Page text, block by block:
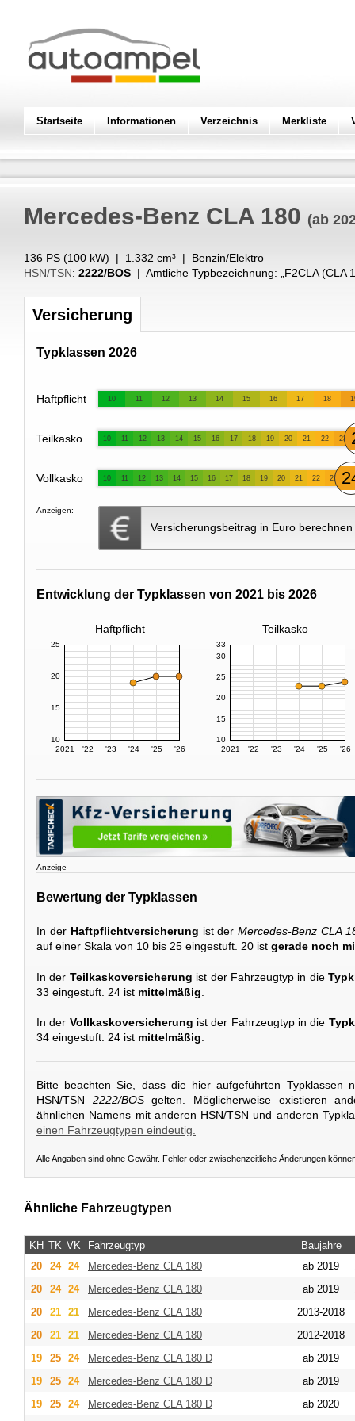
Startseite Informationen Verzeichnis Merkliste
Mercedes-Benz CLA 180 (ab
136 PS (100 kW) | 1.332 cm³ | Benzin/Elektro
HSN/TSN: 2222/BOS | Amtliche Typbezeichnung: „ F2CLA (CLA
Versicherung
Typklassen 2026
Haftpflicht 10 11 12 13 14 15 16 17 18
Teilkasko 10 11 12 13 14 15 16 17 18 19 20 21 22 23
Vollkasko 10 11 12 13 14 15 16 17 18 19 20 21 22 23
Anzeigen:
Versicherungsbeitrag in Euro berechnen
Entwicklung der Typklassen von 2021 bis 2026
Haftpflicht Teilkasko
2021 '22 '23 '24 '25 '26
10
15
20
25
2021 '22 '23 '24 '25 '26
10
15
20
25
30
33
Anzeige
Bewertung der Typklassen
In der Haftpflichtversicherung ist derMercedes-Benz CLA
auf einer Skala von 10 bis 25 eingestuft. 20 ist gerade noch
In der Teilkaskoversicherung ist der Fahrzeugtyp in die
33 eingestuft. 24 ist mittelmäßig
In der Vollkaskoversicherung ist der Fahrzeugtyp in die
34 eingestuft. 24 ist mittelmäßig.
Bitte beachten Sie, dass die hier aufgeführten Typklassen
HSN/TSN 2222/BOSgelten. Möglicherweise existieren
ähnlichen Namens mit anderen HSN/TSN und anderen
einen Fahrzeugtypen eindeutig.
Alle Angaben sind ohne Gewähr. Fehler oder zwischenzeitliche Änderungen
Ähnliche Fahrzeugtypen
KH TK VK Fahrzeugtyp
Baujahre
20
24 24 Mercedes-Benz CLA 180 ab 2019
20
24 24 Mercedes-Benz CLA 180 ab 2019
20
21 21 Mercedes-Benz CLA 180
2013-2018
20
21 21 Mercedes-Benz CLA 180
2012-2018
19
25 24 Mercedes-Benz CLA 180 D
ab 2019
19
25 24 Mercedes-Benz CLA 180 D
ab 2019
19
25 24 Mercedes-Benz CLA 180 D
ab 2020